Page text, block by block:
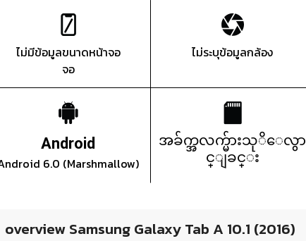
ไม่มีข้อมูลขนาดหน้าจอ
จอ
ไม่ระบุข้อมูลกล้อง
Android
6.0 (Marshmallow)
အခ်က္အလက္မ်ားသုိေလွာ
င္ျခင္း
overview Samsung Galaxy Tab A 10.1 (2016)